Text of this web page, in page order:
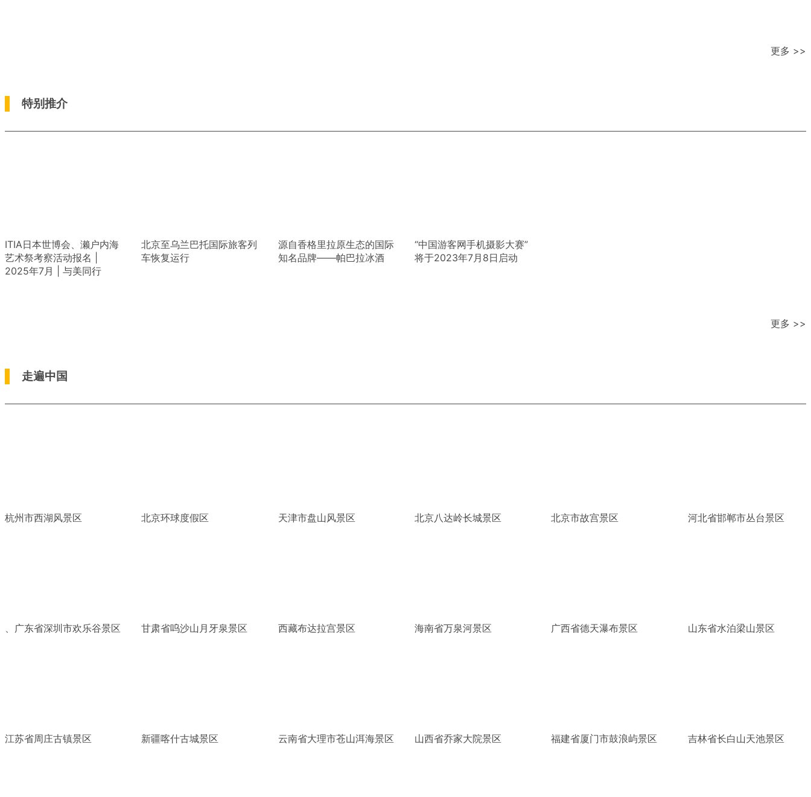
更多 >>
特别推介
ITIA日本世博会、濑户内海
艺术祭考察活动报名 |
2025年7月 | 与美同行
北京至乌兰巴托国际旅客列
车恢复运行
源自香格里拉原生态的国际
知名品牌——帕巴拉冰酒
“中国游客网手机摄影大赛”
将于2023年7月8日启动
更多 >>
走遍中国
杭州市西湖风景区 北京环球度假区 天津市盘山风景区 北京八达岭长城景区 北京市故宫景区 河北省邯郸市丛台景区
、广东省深圳市欢乐谷景区 甘肃省呜沙山月牙泉景区 西藏布达拉宫景区 海南省万泉河景区 广西省德天瀑布景区 山东省水泊梁山景区
江苏省周庄古镇景区 新疆喀什古城景区 云南省大理市苍山洱海景区 山西省乔家大院景区 福建省厦门市鼓浪屿景区 吉林省长白山天池景区